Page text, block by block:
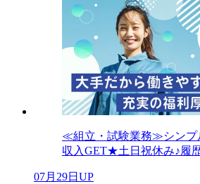
≪組立・試験業務≫シンプ
収入GET★土日祝休み♪履
07月29日UP